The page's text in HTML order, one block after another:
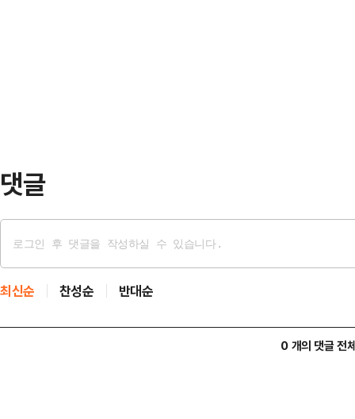
댓글
최신순 찬성순 반대순
0 개의 댓글 전